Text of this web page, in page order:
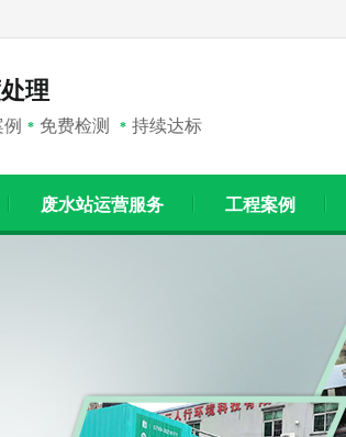
理
* 免费检测 * 持续达标
废水站运营服务 工程案例